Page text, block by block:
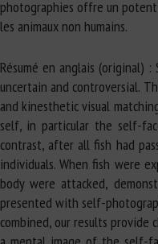
photographies offre un
les animaux non humains.
Résumé en anglais (original)
uncertain and controversial.
and kinesthetic visual
self, in particular the self-
contrast, after all fish had
individuals. When fish were
body were attacked,
presented with self-
combined, our results